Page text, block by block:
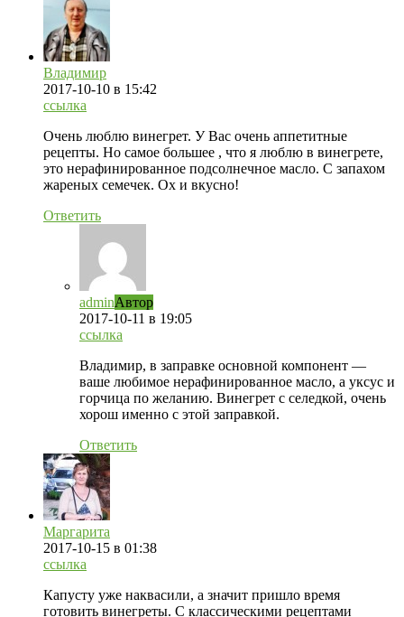
Владимир
2017-10-10 в 15:42
ссылка
Очень люблю винегрет. У Вас очень аппетитные
рецепты. Но самое большее , что я люблю в винегрете,
это нерафинированное подсолнечное масло. С запахом
жареных семечек. Ох и вкусно!
Ответить
adminАвтор
2017-10-11 в 19:05
ссылка
Владимир, в заправке основной компонент —
ваше любимое нерафинированное масло, а уксус и
горчица по желанию. Винегрет с селедкой, очень
хорош именно с этой заправкой.
Ответить
Маргарита
2017-10-15 в 01:38
ссылка
Капусту уже наквасили, а значит пришло время
готовить винегреты. С классическими рецептами